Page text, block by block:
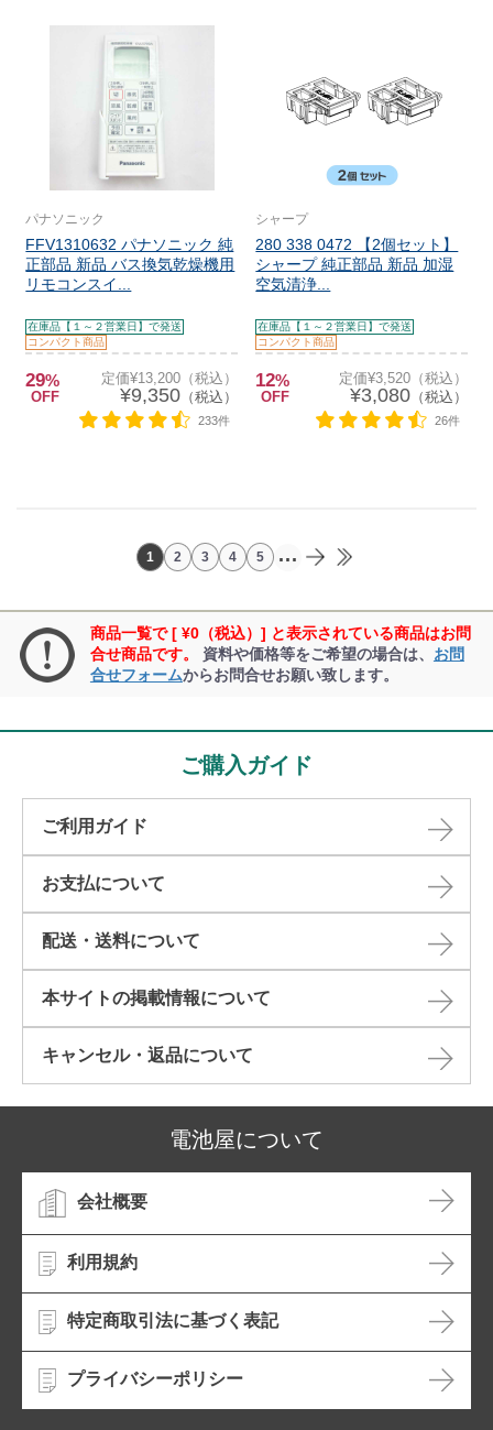
パナソニック
FFV1310632 パナソニック 純
正部品 新品 バス換気乾燥機用
リモコンスイ...
在庫品【１～２営業日】で発送
コンパクト商品
29%
OFF
定価¥13,200（税込）
¥9,350（税込）
233件
シャープ
280 338 0472 【2個セット】
シャープ 純正部品 新品 加湿
空気清浄...
在庫品【１～２営業日】で発送
コンパクト商品
12%
OFF
定価¥3,520（税込）
¥3,080（税込）
26件
1 2 3 4 5 ...
商品一覧で [ ¥0（税込）] と表示されている商品はお問
合せ商品です。
資料や価格等をご希望の場合は、 お問
合せフォームからお問合せお願い致します。
ご購入ガイド
ご利用ガイド
お支払について
配送・送料について
本サイトの掲載情報について​
キャンセル・返品について​
電池屋について
会社概要
利用規約
特定商取引法に基づく表記
プライバシーポリシー